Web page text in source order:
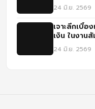
24 มิ.ย. 2569
เจาะลึกเบื้อ
เงิน ในงาน
ดิจิทัล ม.ศรีป
24 มิ.ย. 2569